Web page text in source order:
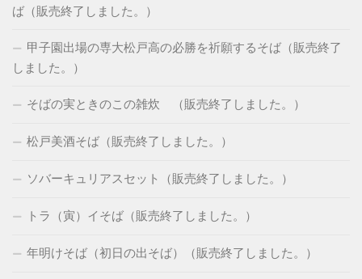
ば（販売終了しました。）
甲子園出場の専大松戸高の必勝を祈願するそば（販売終了
しました。）
そばの実ときのこの雑炊 （販売終了しました。）
松戸美酒そば（販売終了しました。）
ソバーキュリアスセット（販売終了しました。）
トラ（寅）イそば（販売終了しました。）
年明けそば（初日の出そば）（販売終了しました。）